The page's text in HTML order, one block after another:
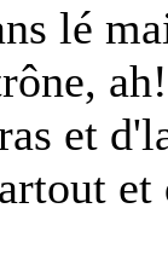
lé
et